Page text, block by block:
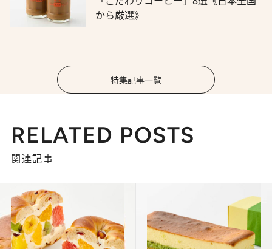
から厳選》
特集記事一覧
RELATED POSTS
関連記事